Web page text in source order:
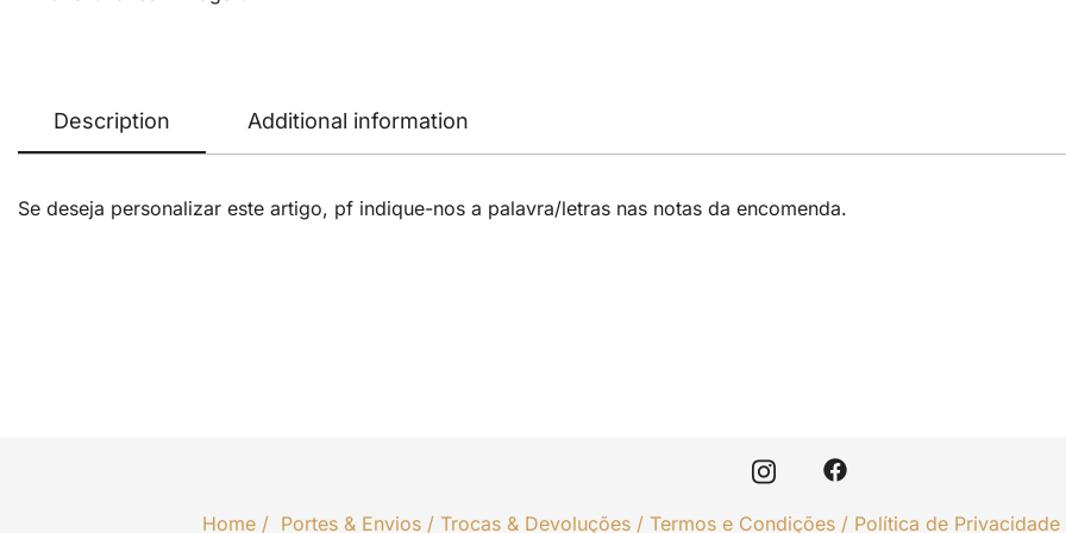
Description Additional information
Se deseja personalizar este artigo, pf indique-nos a palavra/letras nas notas da encomenda.
Home / Portes & Envios / Trocas & Devoluções / Termos e Condições / Política de Privacidade